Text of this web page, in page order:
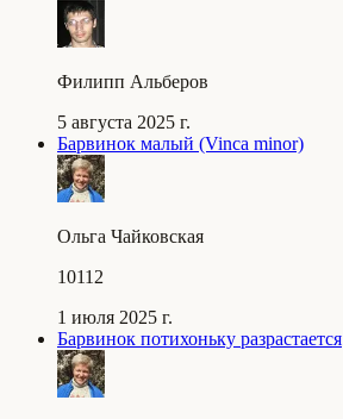
Филипп Альберов
5 августа 2025 г.
Барвинок малый (Vinca minor)
Ольга Чайковская
10112
1 июля 2025 г.
Барвинок потихоньку разрастается